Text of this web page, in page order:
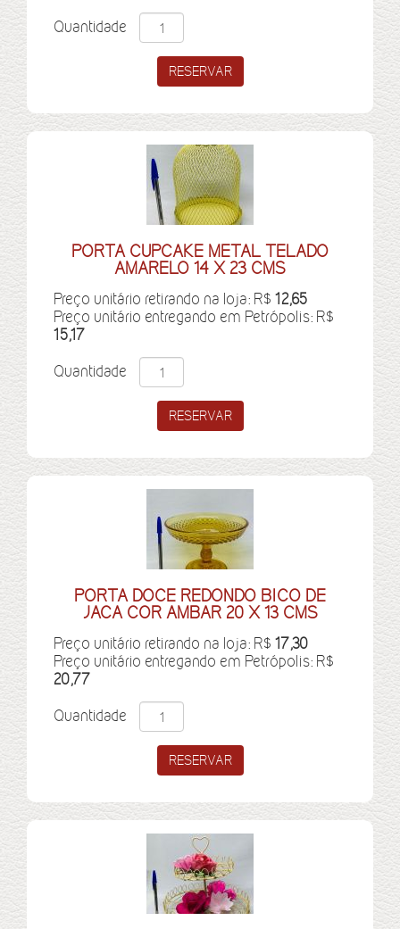
Quantidade
PORTA CUPCAKE METAL TELADO
AMARELO 14 X 23 CMS
Preço unitário retirando na loja: R$ 12,65
Preço unitário entregando em Petrópolis: R$
15,17
Quantidade
PORTA DOCE REDONDO BICO DE
JACA COR AMBAR 20 X 13 CMS
Preço unitário retirando na loja: R$ 17,30
Preço unitário entregando em Petrópolis: R$
20,77
Quantidade